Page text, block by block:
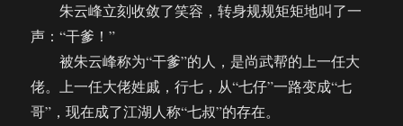
朱云峰立刻收敛了笑容，转身规规矩矩地叫了一
声：“干爹！”
被朱云峰称为“干爹”的人，是尚武帮的上一任大
佬。上一任大佬姓戚，行七，从“七仔”一路变成“七
哥”，现在成了江湖人称“七叔”的存在。